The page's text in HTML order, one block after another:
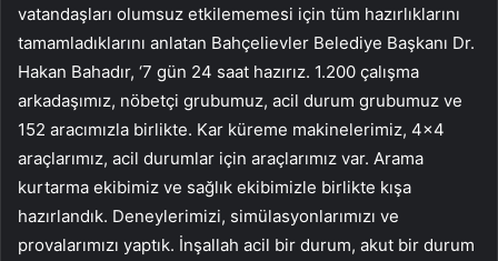
vatandaşları olumsuz etkilememesi için tüm hazırlıklarını
tamamladıklarını anlatan Bahçelievler Belediye Başkanı Dr.
Hakan Bahadır, ‘7 gün 24 saat hazırız. 1.200 çalışma
arkadaşımız, nöbetçi grubumuz, acil durum grubumuz ve
152 aracımızla birlikte. Kar küreme makinelerimiz, 4×4
araçlarımız, acil durumlar için araçlarımız var. Arama
kurtarma ekibimiz ve sağlık ekibimizle birlikte kışa
hazırlandık. Deneylerimizi, simülasyonlarımızı ve
provalarımızı yaptık. İnşallah acil bir durum, akut bir durum